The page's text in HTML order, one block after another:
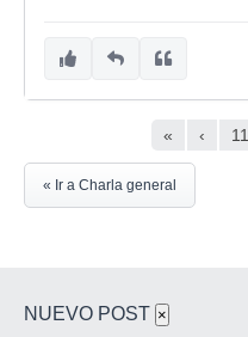
« ‹ 11
« Ir a Charla general
NUEVO POST ×